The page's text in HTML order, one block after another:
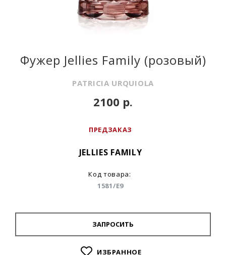
Фужер Jellies Family (розовый)
PATRICIA URQUIOLA
ПРЕДЗАКАЗ
JELLIES FAMILY
Код товара:
1581/E9
2100 р.
ЗАПРОСИТЬ
ИЗБРАННОЕ